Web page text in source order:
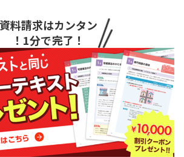
資料請求はカンタン
！1分で完了！